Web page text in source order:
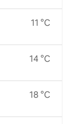
11 °C
14 °C
18 °C